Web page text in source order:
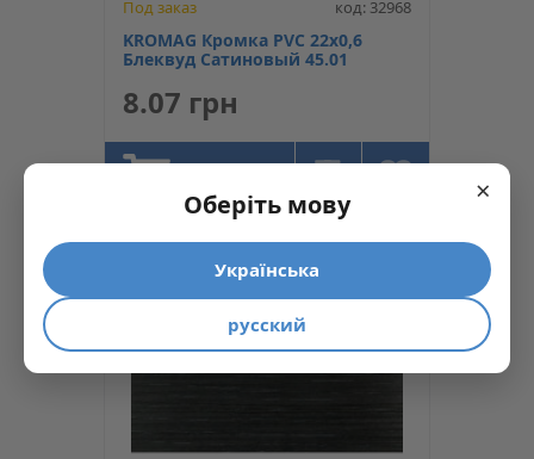
Под заказ код: 32968
KROMAG Кромка PVC 22х0,6
Блеквуд Сатиновый 45.01
8.07 грн
×
Оберіть мову
Українська
русский